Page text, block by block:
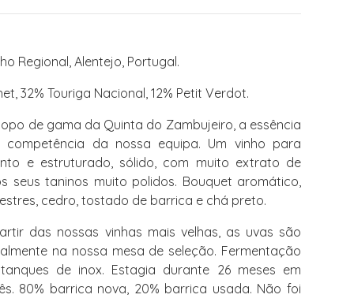
Regional, Alentejo, Portugal.
32% Touriga Nacional, 12% Petit Verdot.
de gama da Quinta do Zambujeiro, a essência
da nossa equipa. Um vinho para
e estruturado, sólido, com muito extrato de
seus taninos muito polidos. Bouquet aromático,
cedro, tostado de barrica e chá preto.
das nossas vinhas mais velhas, as uvas são
na nossa mesa de seleção. Fermentação
de inox. Estagia durante 26 meses em
80% barrica nova, 20% barrica usada. Não foi